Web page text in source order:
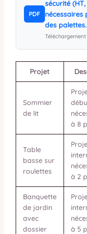
PDF
sécurité
nécessaires
des palettes.
Projet
Sommier
de lit
à 8
Table
basse sur
roulettes
à 2
Banquette
de jardin
avec
dossier
à 5